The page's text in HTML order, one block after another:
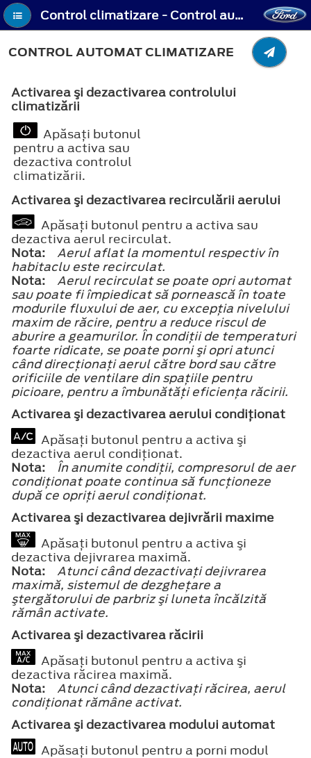
Control climatizare - Control automat climatizare
CONTROL AUTOMAT CLIMATIZARE
Activarea şi dezactivarea controlului
climatizării
Apăsaţi butonul
pentru a activa sau
dezactiva controlul
climatizării.
Activarea şi dezactivarea recirculării aerului
Apăsaţi butonul pentru a activa sau
dezactiva aerul recirculat.
Nota:
Aerul aflat la momentul respectiv în
habitaclu este recirculat.
Nota:
Aerul recirculat se poate opri automat
sau poate fi împiedicat să pornească în toate
modurile fluxului de aer, cu excepţia nivelului
maxim de răcire, pentru a reduce riscul de
aburire a geamurilor. În condiţii de temperaturi
foarte ridicate, se poate porni şi opri atunci
când direcţionaţi aerul către bord sau către
orificiile de ventilare din spaţiile pentru
picioare, pentru a îmbunătăţi eficienţa răcirii.
Activarea şi dezactivarea aerului condiţionat
Apăsaţi butonul pentru a activa şi
dezactiva aerul condiţionat.
Nota:
În anumite condiţii, compresorul de aer
condiţionat poate continua să funcţioneze
după ce opriţi aerul condiţionat.
Activarea şi dezactivarea dejivrării maxime
Apăsaţi butonul pentru a activa şi
dezactiva dejivrarea maximă.
Nota:
Atunci când dezactivaţi dejivrarea
maximă, sistemul de dezgheţare a
ştergătorului de parbriz şi luneta încălzită
rămân activate.
Activarea şi dezactivarea răcirii
Apăsaţi butonul pentru a activa şi
dezactiva răcirea maximă.
Nota:
Atunci când dezactivaţi răcirea, aerul
condiţionat rămâne activat.
Activarea şi dezactivarea modului automat
Apăsaţi butonul pentru a porni modul